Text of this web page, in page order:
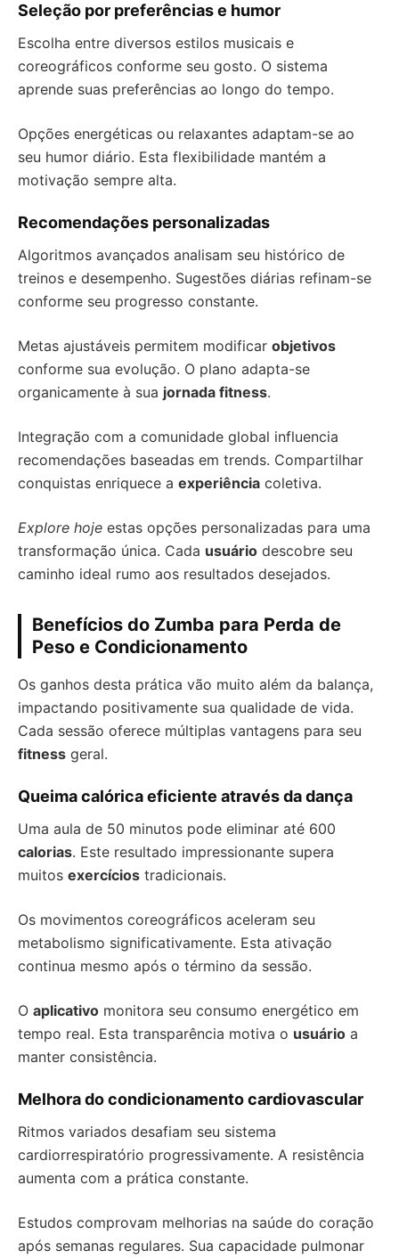
Seleção por preferências e humor
Escolha entre diversos estilos musicais e
coreográficos conforme seu gosto. O sistema
aprende suas preferências ao longo do tempo.
Opções energéticas ou relaxantes adaptam-se ao
seu humor diário. Esta flexibilidade mantém a
motivação sempre alta.
Recomendações personalizadas
Algoritmos avançados analisam seu histórico de
treinos e desempenho. Sugestões diárias refinam-se
conforme seu progresso constante.
Metas ajustáveis permitem modificar objetivos
conforme sua evolução. O plano adapta-se
organicamente à sua jornada fitness.
Integração com a comunidade global influencia
recomendações baseadas em trends. Compartilhar
conquistas enriquece a experiência coletiva.
Explore hoje estas opções personalizadas para uma
transformação única. Cada usuário descobre seu
caminho ideal rumo aos resultados desejados.
Benefícios do Zumba para Perda de
Peso e Condicionamento
Os ganhos desta prática vão muito além da balança,
impactando positivamente sua qualidade de vida.
Cada sessão oferece múltiplas vantagens para seu
fitness geral.
Queima calórica eficiente através da dança
Uma aula de 50 minutos pode eliminar até 600
calorias. Este resultado impressionante supera
muitos exercícios tradicionais.
Os movimentos coreográficos aceleram seu
metabolismo significativamente. Esta ativação
continua mesmo após o término da sessão.
O aplicativo monitora seu consumo energético em
tempo real. Esta transparência motiva o usuário a
manter consistência.
Melhora do condicionamento cardiovascular
Ritmos variados desafiam seu sistema
cardiorrespiratório progressivamente. A resistência
aumenta com a prática constante.
Estudos comprovam melhorias na saúde do coração
após semanas regulares. Sua capacidade pulmonar